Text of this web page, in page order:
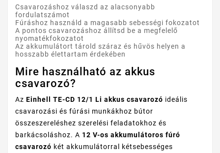
Csavarozáshoz válaszd az alacsonyabb
fordulatszámot
Fúráshoz használd a magasabb sebességi fokozatot
A pontos csavarozáshoz állítsd be a megfelelő
nyomatékfokozatot
Az akkumulátort tárold száraz és hűvös helyen a
hosszabb élettartam érdekében
Mire használható az akkus
csavarozó?
Az Einhell TE-CD 12/1 Li akkus csavarozó ideális
csavarozási és fúrási munkákhoz bútor
összeszereléshez szerelési feladatokhoz és
barkácsoláshoz. A 12 V-os akkumulátoros fúró
csavarozó két akkumulátorral kétsebességes